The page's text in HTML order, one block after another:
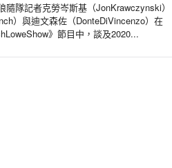
隨隊記者克勞岑斯基（JonKrawczynski
）與迪文森佐（DonteDiVincenzo）在
》節目中，談及2020...